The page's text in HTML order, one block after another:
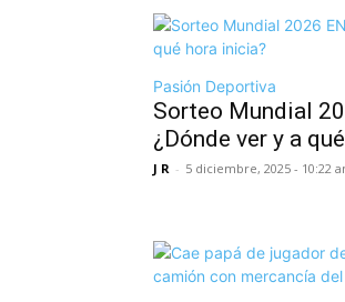
Pasión Deportiva
Sorteo Mundial
¿Dónde ver y a
J R - 5 diciembre, 2025 - 10:22